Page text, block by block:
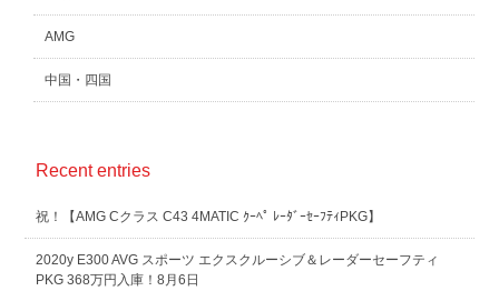
AMG
中国・四国
Recent entries
祝！【AMG Cクラス C43 4MATIC ｸｰﾍﾟ ﾚｰﾀﾞｰｾｰﾌﾃｨPKG】
2020y E300 AVG スポーツ エクスクルーシブ＆レーダーセーフティ
PKG 368万円入庫！8月6日